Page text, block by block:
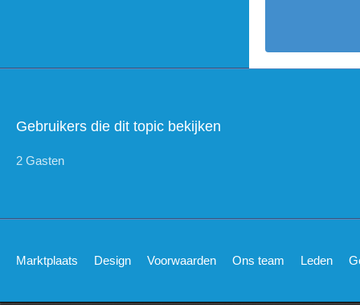
Gebruikers die dit topic bekijken
2 Gasten
Marktplaats Design Voorwaarden Ons team Leden